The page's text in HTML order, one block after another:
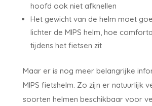
hoofd ook niet afknellen
Het gewicht van de helm moet
lichter de MIPS helm, hoe
tijdens het fietsen zit
Maar er is nog meer belangrijke
MIPS fietshelm. Zo zijn er natuurlijk
soorten helmen beschikbaar voor